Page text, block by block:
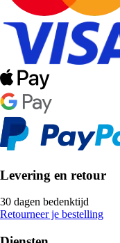
Levering en retour
30 dagen bedenktijd
Retourneer je bestelling